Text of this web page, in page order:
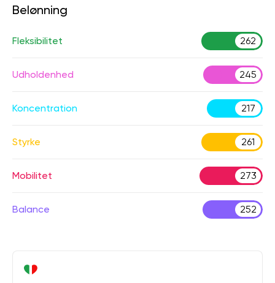
Belønning
Fleksibilitet 262
Udholdenhed 245
Koncentration 217
Styrke 261
Mobilitet 273
Balance 252